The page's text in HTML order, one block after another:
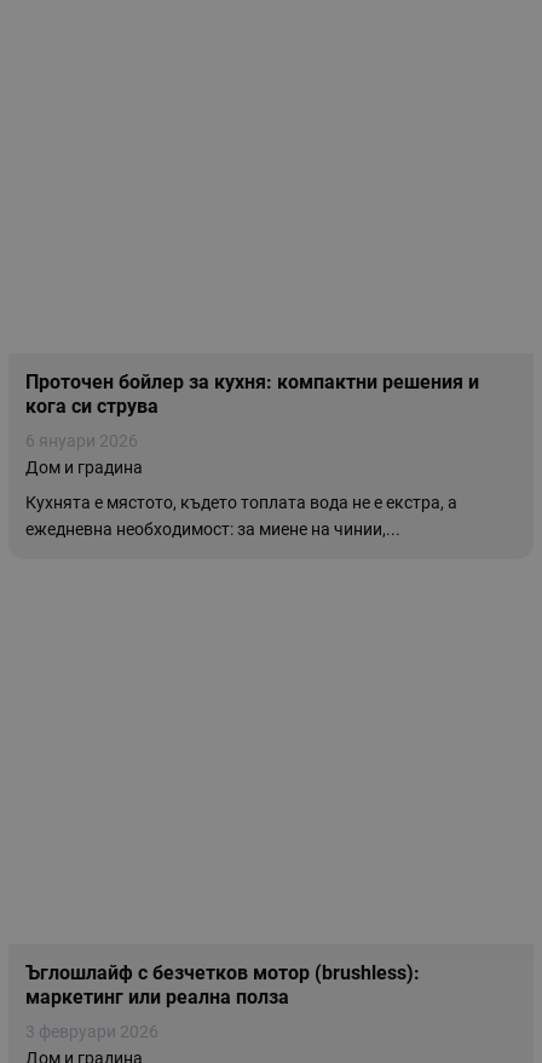
Проточен бойлер за кухня: компактни решения и
кога си струва
6 януари 2026
Дом и градина
Кухнята е мястото, където топлата вода не е екстрa, а
ежедневна необходимост: за миене на чинии,...
Ъглошлайф с безчетков мотор (brushless):
маркетинг или реална полза
3 февруари 2026
Дом и градина